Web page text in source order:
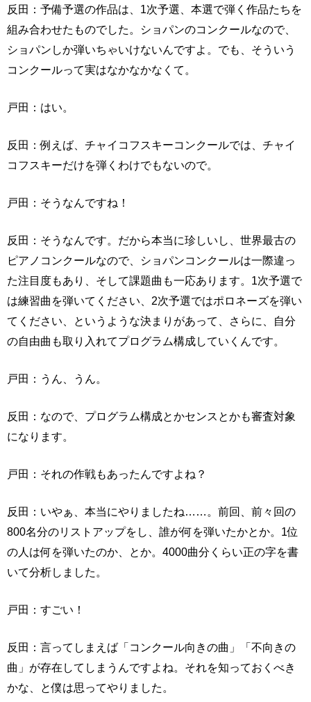
反田：予備予選の作品は、1次予選、本選で弾く作品たちを
組み合わせたものでした。ショパンのコンクールなので、
ショパンしか弾いちゃいけないんですよ。でも、そういう
コンクールって実はなかなかなくて。
戸田：はい。
反田：例えば、チャイコフスキーコンクールでは、チャイ
コフスキーだけを弾くわけでもないので。
戸田：そうなんですね！
反田：そうなんです。だから本当に珍しいし、世界最古の
ピアノコンクールなので、ショパンコンクールは一際違っ
た注目度もあり、そして課題曲も一応あります。1次予選で
は練習曲を弾いてください、2次予選ではポロネーズを弾い
てください、というような決まりがあって、さらに、自分
の自由曲も取り入れてプログラム構成していくんです。
戸田：うん、うん。
反田：なので、プログラム構成とかセンスとかも審査対象
になります。
戸田：それの作戦もあったんですよね？
反田：いやぁ、本当にやりましたね……。前回、前々回の
800名分のリストアップをし、誰が何を弾いたかとか。1位
の人は何を弾いたのか、とか。4000曲分くらい正の字を書
いて分析しました。
戸田：すごい！
反田：言ってしまえば「コンクール向きの曲」「不向きの
曲」が存在してしまうんですよね。それを知っておくべき
かな、と僕は思ってやりました。